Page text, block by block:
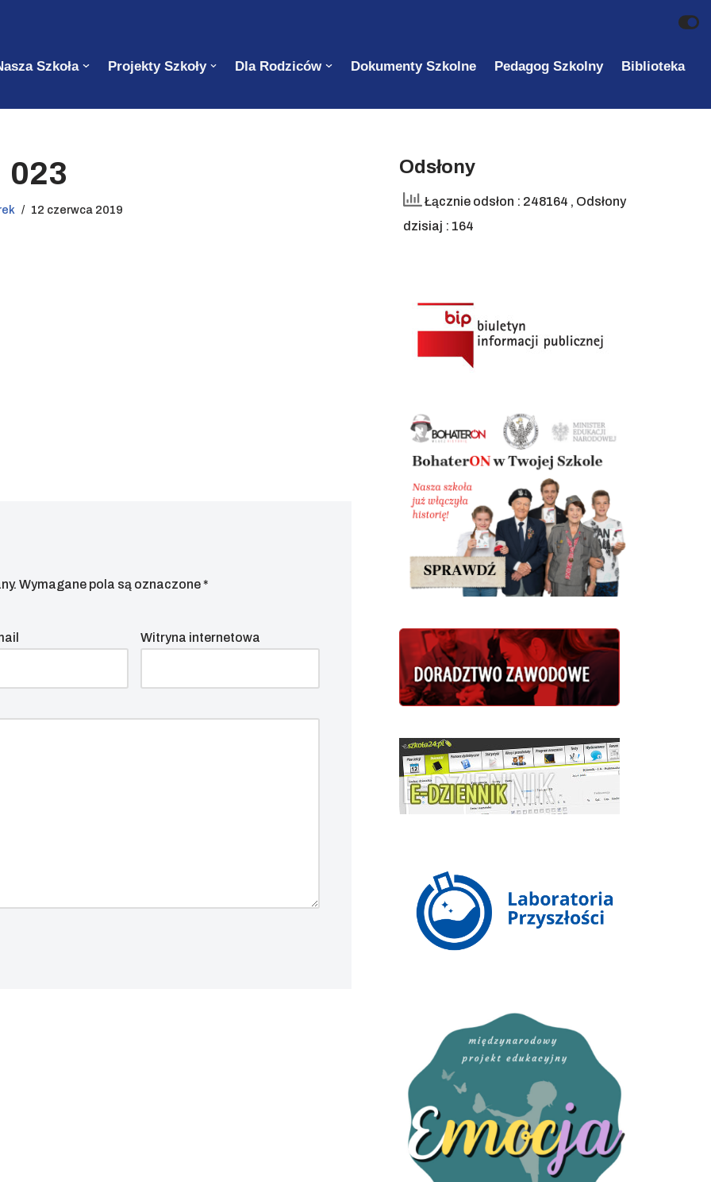
Szkoła Projekty Szkoły Dla Rodziców Dokumenty Szkolne Pedagog Szkolny
Biblioteka
023
12 czerwca 2019
Wymagane pola są oznaczone*
Witryna internetowa
Odsłony
Łącznie odsłon : 248164 , Odsłony
dzisiaj : 164